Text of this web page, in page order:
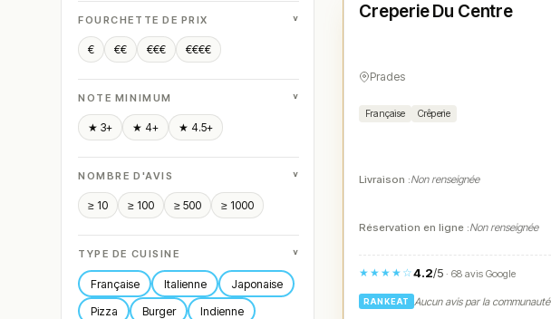
FOURCHETTE DE PRIX ˅
€ €€ €€€ €€€€
NOTE MINIMUM ˅
★ 3+ ★ 4+ ★ 4.5+
NOMBRE D'AVIS ˅
≥ 10 ≥ 100 ≥ 500 ≥ 1000
TYPE DE CUISINE ˅
Française Italienne
Japonaise
Pizza
Burger
Indienne
★ N° 1
Creperie Du Centre
Prades
Française Crêperie
Livraison :Non renseignée
Réservation en ligne :Non renseignée
★★★★☆4.2/5· 68 avis Google
RANKEAT Aucun avis par la communauté